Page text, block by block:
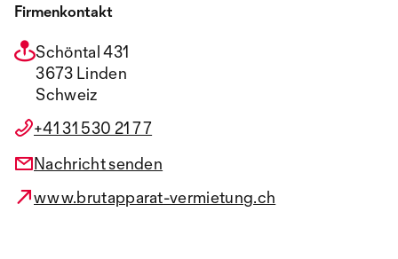
Firmenkontakt
Schöntal 431
3673 Linden
Schweiz
+41 31 530 21 77
Nachricht senden
www.brutapparat-vermietung.ch